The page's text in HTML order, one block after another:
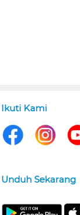
Ikuti Kami
Unduh Sekarang